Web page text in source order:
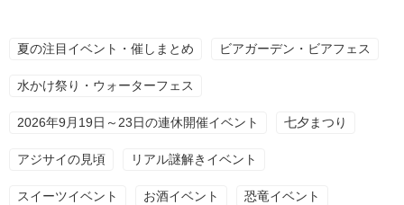
夏の注目イベント・催しまとめ ビアガーデン・ビアフェス
水かけ祭り・ウォーターフェス
2026年9月19日～23日の連休開催イベント 七夕まつり
アジサイの見頃 リアル謎解きイベント
スイーツイベント お酒イベント 恐竜イベント